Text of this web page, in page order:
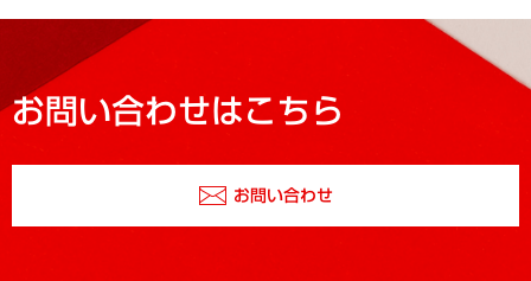
お問い合わせはこちら
お問い合わせ